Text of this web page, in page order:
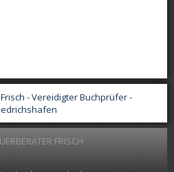
- Vereidigter Buchprüfer -
FRISCH